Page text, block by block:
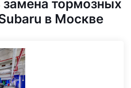
замена тормозных
в Москве